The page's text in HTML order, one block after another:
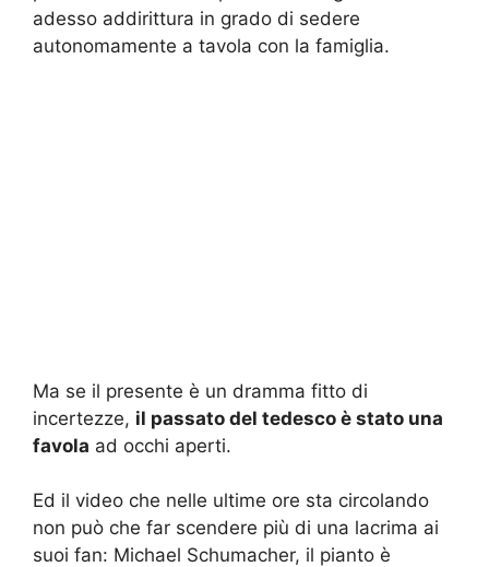
adesso addirittura in grado di sedere
autonomamente a tavola con la famiglia.
Ma se il presente è un dramma fitto di
incertezze, il passato del tedesco è stato una
favola ad occhi aperti.
Ed il video che nelle ultime ore sta circolando
non può che far scendere più di una lacrima ai
suoi fan: Michael Schumacher, il pianto è